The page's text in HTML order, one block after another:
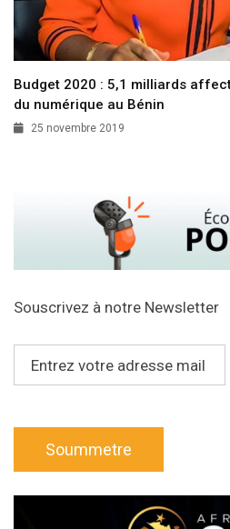
Budget 2020 : 5,1 milliards
du numérique au Bénin
25 novembre 2019
Souscrivez à notre Newsletter